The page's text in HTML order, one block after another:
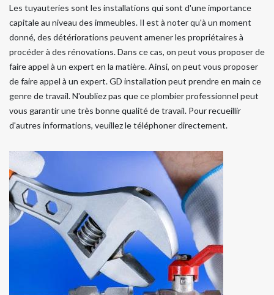
Les tuyauteries sont les installations qui sont d'une importance
capitale au niveau des immeubles. Il est à noter qu'à un moment
donné, des détériorations peuvent amener les propriétaires à
procéder à des rénovations. Dans ce cas, on peut vous proposer de
faire appel à un expert en la matière. Ainsi, on peut vous proposer
de faire appel à un expert. GD installation peut prendre en main ce
genre de travail. N'oubliez pas que ce plombier professionnel peut
vous garantir une très bonne qualité de travail. Pour recueillir
d'autres informations, veuillez le téléphoner directement.